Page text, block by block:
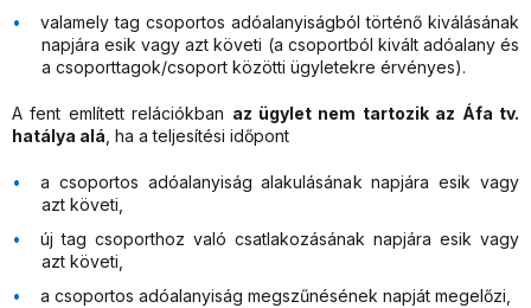
valamely tag csoportos adóalanyiságból történő kiválásának
napjára esik vagy azt követi (a csoportból kivált adóalany és
a csoporttagok/csoport közötti ügyletekre érvényes).
A fent említett relációkban az ügylet nem tartozik az Áfa tv.
hatálya alá , ha a teljesítési időpont
a csoportos adóalanyiság alakulásának napjára esik vagy
azt követi,
új tag csoporthoz való csatlakozásának napjára esik vagy
azt követi,
a csoportos adóalanyiság megszűnésének napját megelőzi,